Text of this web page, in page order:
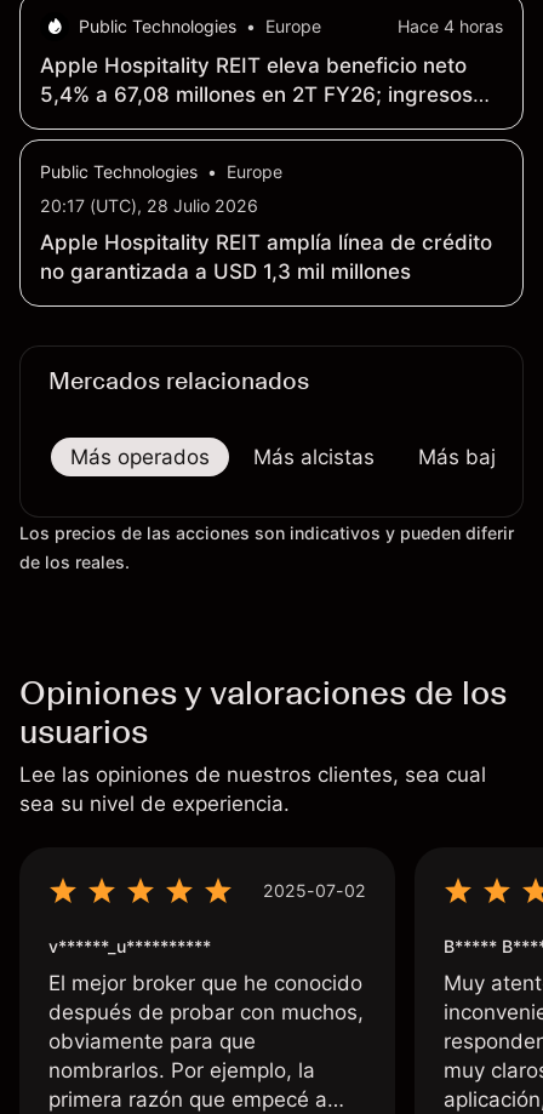
Public Technologies • Europe Hace 4 horas
Apple Hospitality REIT eleva beneficio neto
5,4% a 67,08 millones en 2T FY26; ingresos
aumentan 4,7% a 402,55 millones en 2T FY26
Public Technologies •
Europe
20:17 (UTC), 28 Julio 2026
Apple Hospitality REIT amplía línea de crédito
no garantizada a USD 1,3 mil millones
Mercados relacionados
Más operados Más alcistas Más bajistas
Los precios de las acciones son indicativos y pueden diferir
de los reales.
Opiniones y valoraciones de los
usuarios
Lee las opiniones de nuestros clientes, sea cual
sea su nivel de experiencia.
2025-07-02
v******_u**********
El mejor broker que he conocido
después de probar con muchos,
obviamente para que
nombrarlos. Por ejemplo, la
primera razón que empecé a
B*****
Muy
muy